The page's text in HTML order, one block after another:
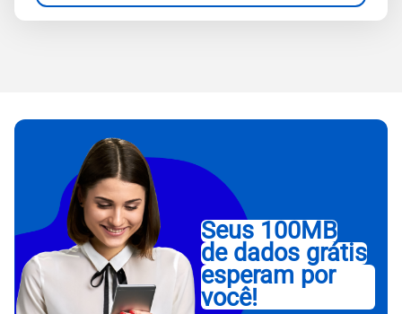
Seus 100MB
de dados grátis
esperam por
você!